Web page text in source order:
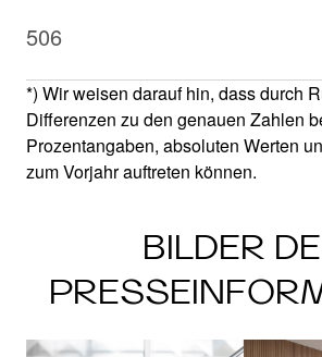
506
*) Wir weisen darauf hin, dass durch
Differenzen zu den genauen Zahlen
Prozentangaben, absoluten Werten
zum Vorjahr auftreten können.
BILDER